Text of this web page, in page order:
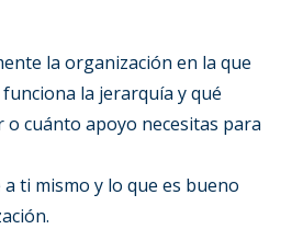
la organización en la que
la jerarquía y qué
o cuánto apoyo necesitas para
ti mismo y lo que es bueno